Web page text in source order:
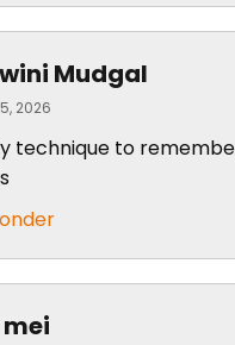
Mudgal
2026
technique to